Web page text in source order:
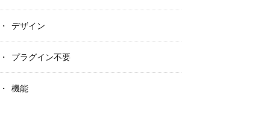
デザイン
プラグイン不要
機能